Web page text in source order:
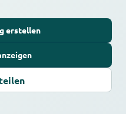
erstellen